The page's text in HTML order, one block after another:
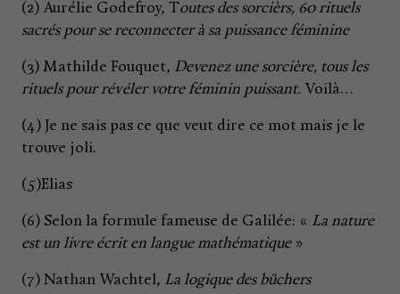
(2) Aurélie Godefroy, Toutes des sorcièrs, 60 rituels
sacrés pour se reconnecter à sa puissance féminine
(3) Mathilde Fouquet, Devenez une sorcière, tous les
rituels pour révéler votre féminin puissant. Voilà…
(4) Je ne sais pas ce que veut dire ce mot mais je le
trouve joli.
(5)Elias
(6) Selon la formule fameuse de Galilée: « La nature
est un livre écrit en langue mathématique»
(7) Nathan Wachtel, La logique des bûchers